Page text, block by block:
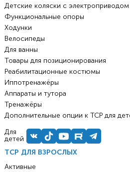
ТСР ДЛЯ ВЗРОСЛЫХ
Активные
Детские коляски с электроприводом
Функциональные опоры
Ходунки
Велосипеды
Для ванны
Товары для позиционирования
Реабилитационные костюмы
Иппотренажёры
Аппараты и тутора
Тренажёры
Дополнительные опции к ТСР для
Для
детей